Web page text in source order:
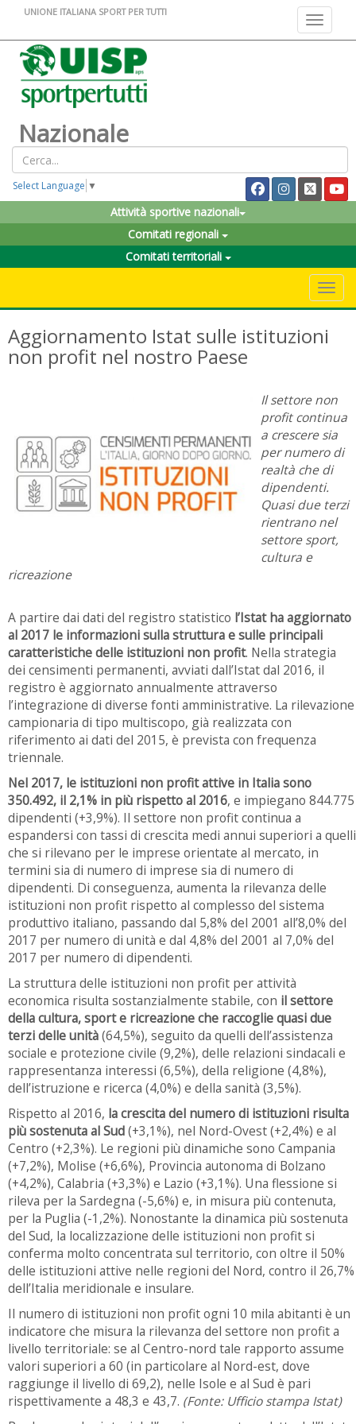
Toggle
UNIONE ITALIANA SPORT PER TUTTI
Nazionale
Select Language ▼
Attività sportive nazionali
Comitati regionali
Comitati territoriali
Aggiornamento Istat sulle istituzioni
non profit nel nostro Paese
Il settore non
profit continua
a crescere sia
per numero di
realtà che di
dipendenti.
Quasi due terzi
rientrano nel
settore sport,
cultura e
ricreazione
A partire dai dati del registro statistico l’Istat ha aggiornato
al 2017 le informazioni sulla struttura e sulle principali
caratteristiche delle istituzioni non profit. Nella strategia
dei censimenti permanenti, avviati dall’Istat dal 2016, il
registro è aggiornato annualmente attraverso
l’integrazione di diverse fonti amministrative. La rilevazione
campionaria di tipo multiscopo, già realizzata con
riferimento ai dati del 2015, è prevista con frequenza
triennale.
Nel 2017, le istituzioni non profit attive in Italia sono
350.492, il 2,1% in più rispetto al 2016, e impiegano 844.775
dipendenti (+3,9%). Il settore non profit continua a
espandersi con tassi di crescita medi annui superiori a quelli
che si rilevano per le imprese orientate al mercato, in
termini sia di numero di imprese sia di numero di
dipendenti. Di conseguenza, aumenta la rilevanza delle
istituzioni non profit rispetto al complesso del sistema
produttivo italiano, passando dal 5,8% del 2001 all’8,0% del
2017 per numero di unità e dal 4,8% del 2001 al 7,0% del
2017 per numero di dipendenti.
La struttura delle istituzioni non profit per attività
economica risulta sostanzialmente stabile, con il settore
della cultura, sport e ricreazione che raccoglie quasi due
terzi delle unità(64,5%), seguito da quelli dell’assistenza
sociale e protezione civile (9,2%), delle relazioni sindacali e
rappresentanza interessi (6,5%), della religione (4,8%),
dell’istruzione e ricerca (4,0%) e della sanità (3,5%).
Rispetto al 2016, la crescita del numero di istituzioni risulta
più sostenuta al Sud(+3,1%), nel Nord-Ovest (+2,4%) e al
Centro (+2,3%). Le regioni più dinamiche sono Campania
(+7,2%), Molise (+6,6%), Provincia autonoma di Bolzano
(+4,2%), Calabria (+3,3%) e Lazio (+3,1%). Una flessione si
rileva per la Sardegna (-5,6%) e, in misura più contenuta,
per la Puglia (-1,2%). Nonostante la dinamica più sostenuta
del Sud, la localizzazione delle istituzioni non profit si
conferma molto concentrata sul territorio, con oltre il 50%
delle istituzioni attive nelle regioni del Nord, contro il 26,7%
dell’Italia meridionale e insulare.
Il numero di istituzioni non profit ogni 10 mila abitanti è un
indicatore che misura la rilevanza del settore non profit a
livello territoriale: se al Centro-nord tale rapporto assume
valori superiori a 60 (in particolare al Nord-est, dove
raggiunge il livello di 69,2), nelle Isole e al Sud è pari
rispettivamente a 48,3 e 43,7. (Fonte: Ufficio stampa Istat)